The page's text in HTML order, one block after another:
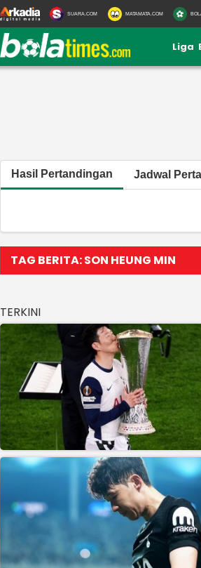
SUARA.COM MATAMATA.COM
Liga
Hasil Pertandingan Jadwal
TAG BERITA: SON HEUNG MIN
TERKINI